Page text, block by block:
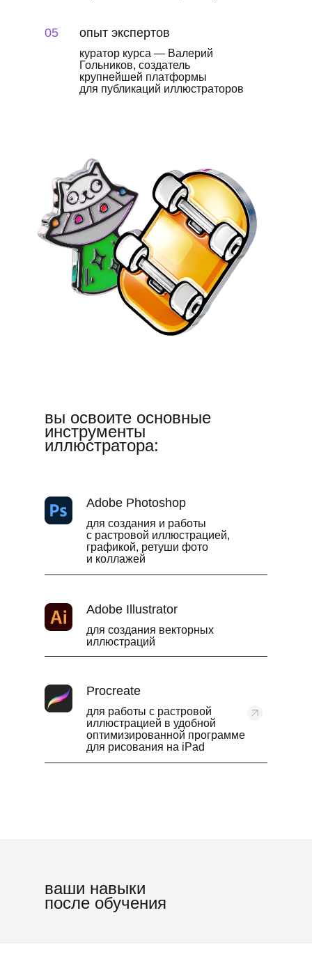
05 опыт экспертов
куратор курса — Валерий
Гольников, создатель
крупнейшей платформы
для публикаций иллюстраторов
Adobe Photoshop
для создания и работы
с растровой иллюстрацией,
графикой, ретуши фото
и коллажей
вы освоите основные
инструменты
иллюстратора:
Adobe Illustrator
для создания векторных
иллюстраций
Procreate
для работы с растровой
иллюстрацией в удобной
оптимизированной программе
для рисования на iPad
ваши навыки
после обучения